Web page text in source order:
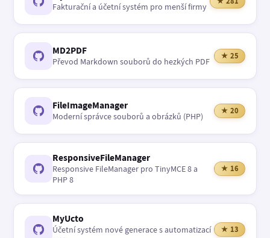
Fakturační a účetní systém pro menší firmy
MD2PDF
Převod Markdown souborů do hezkých PDF
★ 25
FileImageManager
Moderní správce souborů a obrázků (PHP)
★ 20
ResponsiveFileManager
Responsive FileManager pro TinyMCE 8 a
PHP 8
★ 16
MyUcto
Účetní systém nové generace s automatizací
★ 13